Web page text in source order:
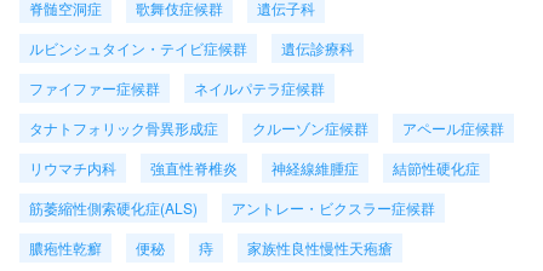
脊髄空洞症
歌舞伎症候群
遺伝子科
ルビンシュタイン・テイビ症候群
遺伝診療科
ファイファー症候群
ネイルパテラ症候群
タナトフォリック骨異形成症
クルーゾン症候群
アペール症候群
リウマチ内科
強直性脊椎炎 神経線維腫症
結節性硬化症
筋萎縮性側索硬化症(ALS)
アントレー・ビクスラー症候群
膿疱性乾癬
便秘 痔
家族性良性慢性天疱瘡